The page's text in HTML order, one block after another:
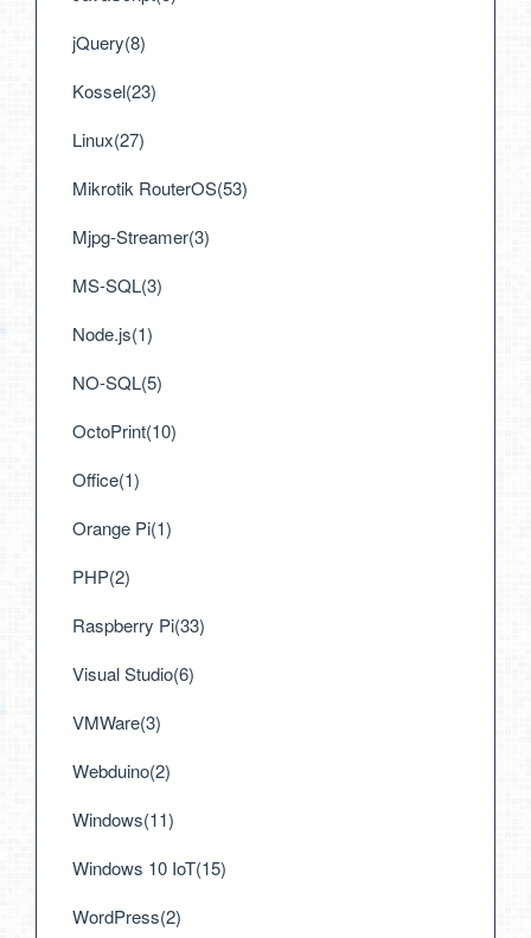
jQuery(8)
Kossel(23)
Linux(27)
Mikrotik RouterOS(53)
Mjpg-Streamer(3)
MS-SQL(3)
Node.js(1)
NO-SQL(5)
OctoPrint(10)
Office(1)
Orange Pi(1)
PHP(2)
Raspberry Pi(33)
Visual Studio(6)
VMWare(3)
Webduino(2)
Windows(11)
Windows 10 IoT(15)
WordPress(2)